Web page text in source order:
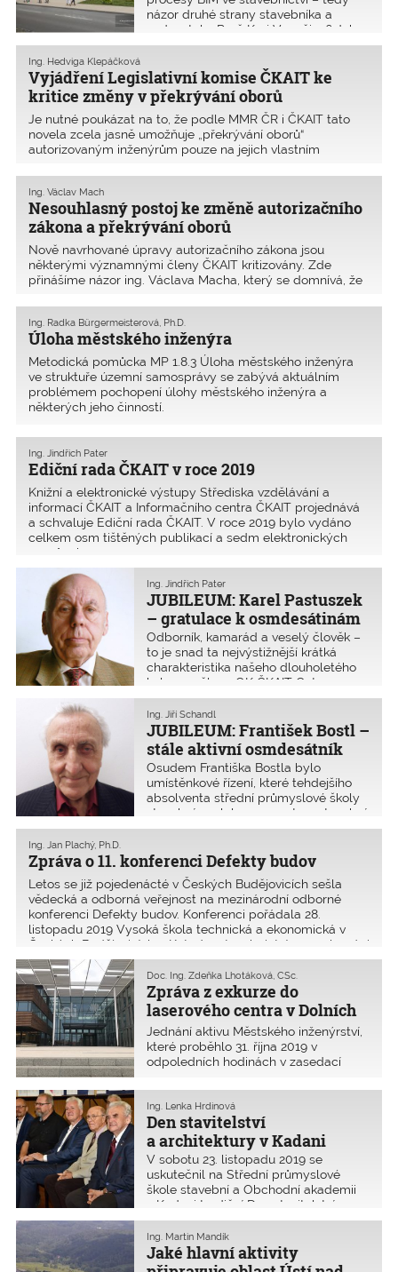
názor druhé strany stavebníka a
zadavatele. Proč Kraj Vysočina? Jeho
krajský úřad je mezi prvními, kteří se
systémově. Zatím se zaměřuje na
vzdělávání a implementaci metody
BIM jak při pořizování nových staveb,
změnách dokončených staveb, tak při
evidenci a správě majetku. Na
realizaci některých projektů buď
z Evropské unie.
Vyjádření Legislativní komise ČKAIT ke
kritice změny v překrývání oborů
Ing. Hedviga Klepáčková
Je nutné poukázat na to, že podle MMR ČR i ČKAIT tato
novela zcela jasně umožňuje „překrývání oborů“
autorizovaným inženýrům pouze na jejich vlastním
inženýrů s autorizovanými architekty, kteří již jsou
oprávněni zpracovávat projektovou dokumentaci v celém
rozsahu.
Nesouhlasný postoj ke změně autorizačního
zákona a překrývání oborů
Ing. Václav Mach
Nově navrhované úpravy autorizačního zákona jsou
některými významnými členy ČKAIT kritizovány. Zde
přinášíme názor ing. Václava Macha, který se domnívá, že
odbornou garanci autorizovaných osob ve věci přípravy
staveb. Je to podle jeho názoru obdobně hloupé, jako
kdyby existoval univerzální doktor, který bude odpovídat
jak za operaci srdce, tak za trhání zubů.
Úloha městského inženýra
Ing. Radka Bürgermeisterová, Ph.D.
Metodická pomůcka MP 1.8.3 Úloha městského inženýra
ve struktuře územní samosprávy se zabývá aktuálním
problémem pochopení úlohy městského inženýra a
některých jeho činností.
Ediční rada ČKAIT v roce 2019
Ing. Jindřich Pater
Knižní a elektronické výstupy Střediska vzdělávání a
informací ČKAIT a Informačního centra ČKAIT projednává
a schvaluje Ediční rada ČKAIT. V roce 2019 bylo vydáno
celkem osm tištěných publikací a sedm elektronických
pomůcek.
JUBILEUM: Karel Pastuszek
– gratulace k osmdesátinám
Ing. Jindřich Pater
Odborník, kamarád a veselý člověk –
to je snad ta nejvýstižnější krátká
charakteristika našeho dlouholetého
kolegy a člena OK ČKAIT Ostrava,
pana Karla Pastuszka, narozeného
15. ledna 1940. Známe se již tak
dlouho, a snad právě proto nás
všechny překvapilo, že ho znovu
dostihlo kulaté výročí. Jeho 80.
narozeniny, které oslavil v pracovní
atmosféře, by v rekapitulaci vydaly na
objemnou složku.
JUBILEUM: František Bostl –
stále aktivní osmdesátník
Ing. Jiří Schandl
Osudem Františka Bostla bylo
umístěnkové řízení, které tehdejšího
absolventa střední průmyslové školy
stavební poslalo pracovat na stavební
úřad do pohraničí. Protože si brzy
od těch školních, byl převelen na
okresní stavební úřad a souběžně
dálkově vystudoval stavební fakultu
ČVUT, obor pozemní stavby. Jeho
pracovitost a znalost problematiky
odborné i právní byla předpokladem
vedoucího odboru výstavby
a územního plánování jihočeského
krajského národního výboru (KNV).
Zpráva o 11. konferenci Defekty budov
Ing. Jan Plachý, Ph.D.
Letos se již pojedenácté v Českých Budějovicích sešla
vědecká a odborná veřejnost na mezinárodní odborné
konferenci Defekty budov. Konferenci pořádala 28.
listopadu 2019 Vysoká škola technická a ekonomická v
Českých Budějovicích – Katedra stavebnictví ve spolupráci
s Českou komorou autorizovaných inženýrů a techniků
činných ve výstavbě.
Zpráva z exkurze do
laserového centra v Dolních
Břežanech
Doc. Ing. Zdeňka Lhotáková, CSc.
Jednání aktivu Městského inženýrství,
které proběhlo 31. října 2019 v
odpoledních hodinách v zasedací
zámečku v Dolních Břežanech,
předcházela dopolední odborná
exkurze do laserového centra ELI
Beamlines (Extreme Light
Infrastructure).
Den stavitelství
a architektury v Kadani
Ing. Lenka Hrdinová
V sobotu 23. listopadu 2019 se
uskutečnil na Střední průmyslové
škole stavební a Obchodní akademii
v Kadani tradiční Den stavitelství
a architektury. Zájemci o studium
i veřejnost měli možnost projít si školu,
ale byli také u vyhlášení výsledků
soutěže Škola snů, do které se zapojili
Jaké hlavní aktivity
Ing. Martin Mandík